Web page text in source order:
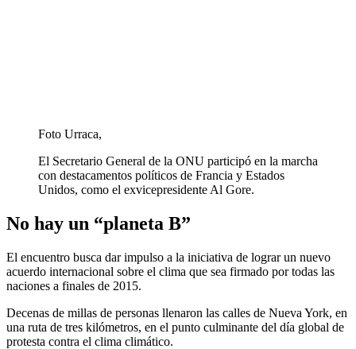
Foto Urraca,
El Secretario General de la ONU participó en la marcha
con destacamentos políticos de Francia y Estados
Unidos, como el exvicepresidente Al Gore.
No hay un “planeta B”
El encuentro busca dar impulso a la iniciativa de lograr un nuevo
acuerdo internacional sobre el clima que sea firmado por todas las
naciones a finales de 2015.
Decenas de millas de personas llenaron las calles de Nueva York, en
una ruta de tres kilómetros, en el punto culminante del día global de
protesta contra el clima climático.